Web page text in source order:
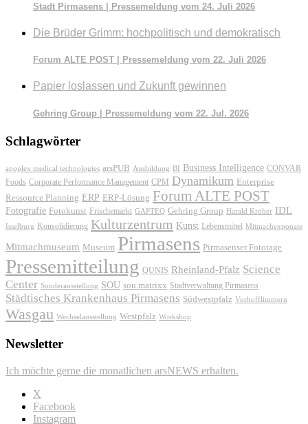
Stadt Pirmasens | Pressemeldung vom 24. Juli 2026
Die Brüder Grimm: hochpolitisch und demokratisch
Forum ALTE POST | Pressemeldung vom 22. Juli 2026
Papier loslassen und Zukunft gewinnen
Gehring Group | Pressemeldung vom 22. Jul. 2026
Schlagwörter
apoplex medical technologies arsPUB Ausbildung BI Business Intelligence CONVAR
Foods Corporate Performance Management CPM Dynamikum Enterprise
Ressource Planning ERP ERP-Lösung Forum ALTE POST
Fotografie Fotokunst Frischemarkt GAPTEQ Gehring Group Harald Kröher IDL
Isselburg Konsolidierung Kulturzentrum Kunst Lebensmittel Mitmachexponate
Mitmachmuseum Museum Pirmasens Pirmasenser Fototage
Pressemitteilung QUNIS Rheinland-Pfalz Science
Center Sonderausstellung SOU sou.matrixx Stadtverwaltung Pirmasens
Städtisches Krankenhaus Pirmasens Südwestpfalz Vorhofflimmern
Wasgau Wechselausstellung Westpfalz Workshop
Newsletter
Ich möchte gerne die monatlichen arsNEWS erhalten.
X
Facebook
Instagram